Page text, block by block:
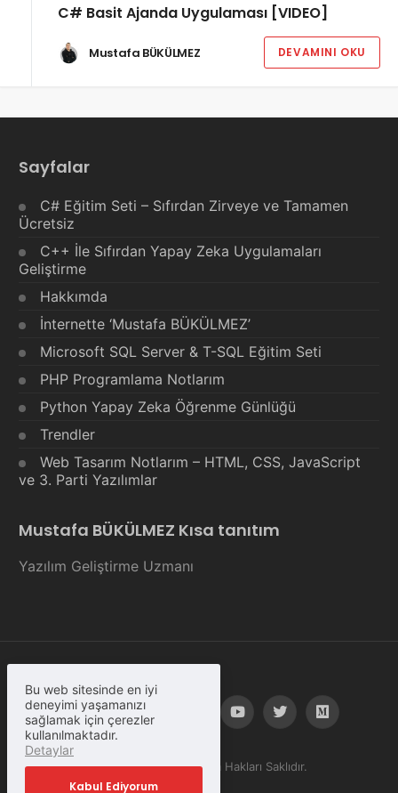
C# Basit Ajanda Uygulaması [VIDEO]
Mustafa BÜKÜLMEZ DEVAMINI OKU
Sayfalar
C# Eğitim Seti – Sıfırdan Zirveye ve Tamamen
Ücretsiz
C++ İle Sıfırdan Yapay Zeka Uygulamaları
Geliştirme
Hakkımda
İnternette ‘Mustafa BÜKÜLMEZ’
Microsoft SQL Server & T-SQL Eğitim Seti
PHP Programlama Notlarım
Python Yapay Zeka Öğrenme Günlüğü
Trendler
Web Tasarım Notlarım – HTML, CSS, JavaScript
ve 3. Parti Yazılımlar
Mustafa BÜKÜLMEZ Kısa tanıtım
Yazılım Geliştirme Uzmanı
© Copyright 2023, Tüm Hakları Saklıdır.
Bu web sitesinde en iyi
deneyimi yaşamanızı
sağlamak için çerezler
kullanılmaktadır.
Detaylar
Kabul Ediyorum